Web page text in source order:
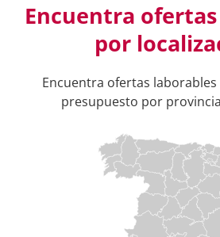
Encuentra
por
Encuentra ofertas
presupuesto por